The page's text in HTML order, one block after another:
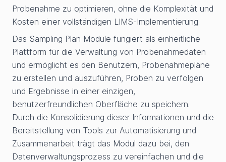
Probenahme zu optimieren, ohne die Komplexität und
Kosten einer vollständigen LIMS-Implementierung.
Das Sampling Plan Module fungiert als einheitliche
Plattform für die Verwaltung von Probenahmedaten
und ermöglicht es den Benutzern, Probenahmepläne
zu erstellen und auszuführen, Proben zu verfolgen
und Ergebnisse in einer einzigen,
benutzerfreundlichen Oberfläche zu speichern.
Durch die Konsolidierung dieser Informationen und die
Bereitstellung von Tools zur Automatisierung und
Zusammenarbeit trägt das Modul dazu bei, den
Datenverwaltungsprozess zu vereinfachen und die